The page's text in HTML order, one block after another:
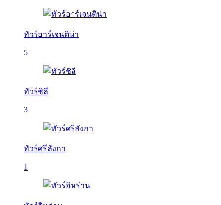
ทัวร์อาร์เจนติน่า
5
ทัวร์ชิลี
3
ทัวร์ศรีลังกา
1